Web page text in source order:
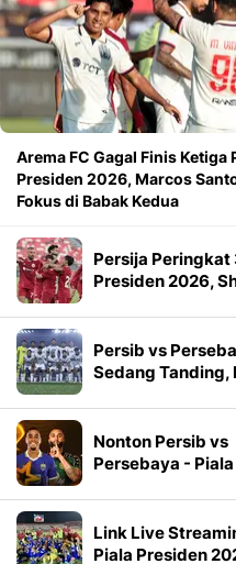
Arema FC Gagal Finis Ketiga
Presiden 2026, Marcos
Fokus di Babak Kedua
Persija Peringkat
Presiden 2026,
Persib vs
Sedang Tanding,
Nonton Persib vs
Persebaya -
Link Live
Piala Presiden